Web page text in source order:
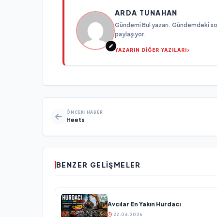
ARDA TUNAHAN
Gündemi Bul yazarı. Gündemdeki
paylaşıyor.
YAZARIN DİĞER YAZILARI
ÖNCEKI HABER
Heets
BENZER GELIŞMELER
Avcılar En Yakın Hurdacı
22.06.2026